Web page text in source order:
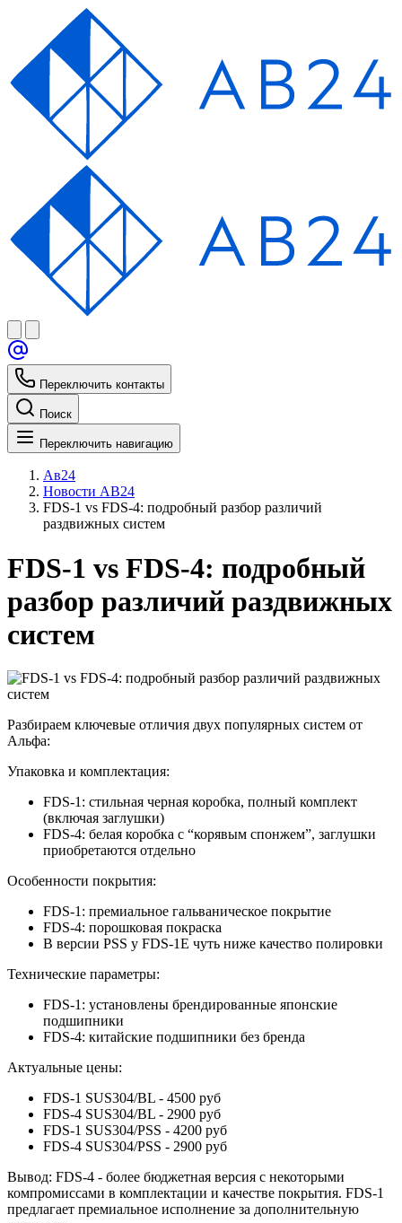
Переключить контакты
Поиск
Переключить навигацию
Ав24
Новости АВ24
FDS-1 vs FDS-4: подробный разбор различий
раздвижных систем
FDS-1 vs FDS-4: подробный
разбор различий раздвижных
систем
Разбираем ключевые отличия двух популярных систем от
Альфа:
Упаковка и комплектация:
FDS-1: стильная черная коробка, полный комплект
(включая заглушки)
FDS-4: белая коробка с “корявым спонжем”, заглушки
приобретаются отдельно
Особенности покрытия:
FDS-1: премиальное гальваническое покрытие
FDS-4: порошковая покраска
В версии PSS у FDS-1E чуть ниже качество полировки
Технические параметры:
FDS-1: установлены брендированные японские
подшипники
FDS-4: китайские подшипники без бренда
Актуальные цены:
FDS-1 SUS304/BL - 4500 руб
FDS-4 SUS304/BL - 2900 руб
FDS-1 SUS304/PSS - 4200 руб
FDS-4 SUS304/PSS - 2900 руб
Вывод: FDS-4 - более бюджетная версия с некоторыми
компромиссами в комплектации и качестве покрытия. FDS-1
предлагает премиальное исполнение за дополнительную